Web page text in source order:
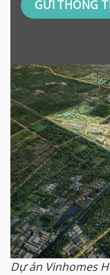
Dự án Vinhomes